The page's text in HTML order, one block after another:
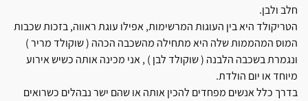
חלב ולבן.
הטריקולד היא בין העוגות המרשימות, אפילו עוגת ראווה, בזכות שכבות
המוס המהממות שלה היא מתחילה מהשכבה הכהה ( שוקולד מריר )
ונגמרת בשכבה הלבנה ( שוקולד לבן ) , אני מכינה אותה כשיש אירוע
מיוחד או יום הולדת.
בדרך כלל אנשים מפחדים להכין אותה או שהם ישר נבהלים כשרואים